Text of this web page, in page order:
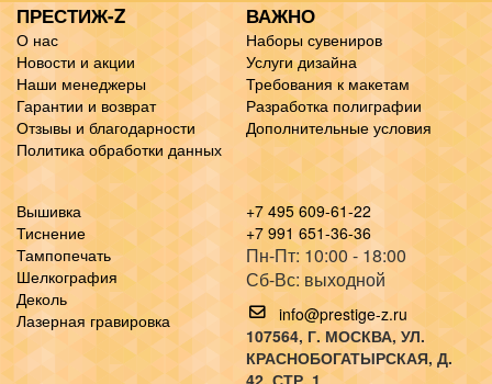
ПРЕСТИЖ-Z
О нас
Новости и акции
Наши менеджеры
Гарантии и возврат
Отзывы и благодарности
Политика обработки данных
ВАЖНО
Наборы сувениров
Услуги дизайна
Требования к макетам
Разработка полиграфии
Дополнительные условия
Вышивка
Тиснение
Тампопечать
Шелкография
Деколь
Лазерная гравировка
+7 495 609-61-22
+7 991 651-36-36
Пн-Пт: 10:00 - 18:00
Сб-Вс: выходной
info@prestige-z.ru
107564, Г. МОСКВА, УЛ.
КРАСНОБОГАТЫРСКАЯ, Д.
42, СТР. 1